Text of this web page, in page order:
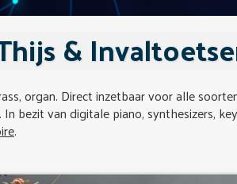
&
organ. Direct inzetbaar voor alle
bezit van digitale piano, synthesizers,
.